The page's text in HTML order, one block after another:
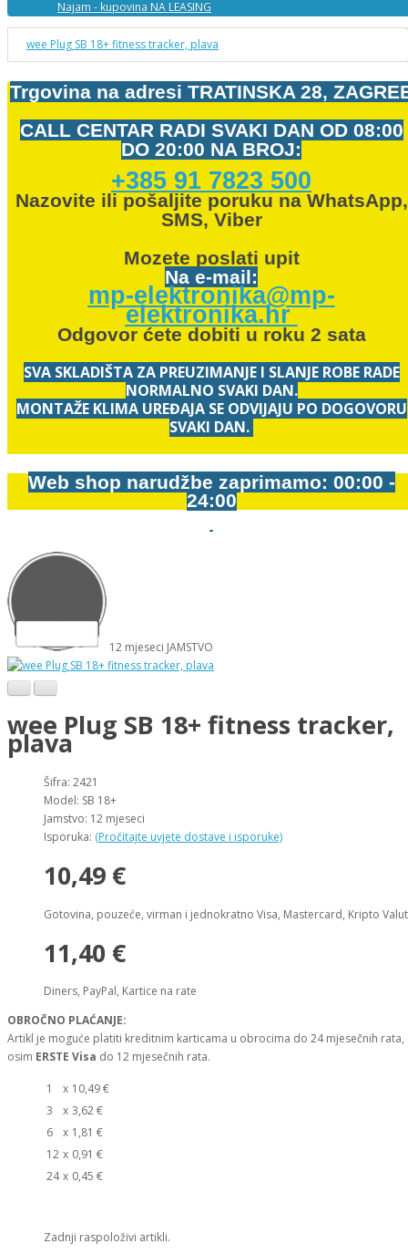
Najam - kupovina NA LEASING
wee Plug SB 18+ fitness tracker, plava
Trgovina na adresi TRATINSKA 28,
CALL CENTAR RADI SVAKI DAN OD 08:00
DO 20:00 NA BROJ:
+385 91 7823 500
Nazovite ili pošaljite poruku na WhatsApp,
SMS, Viber
Mozete poslati upit
Na e-mail:
mp-elektronika@mp-
elektronika.hr
Odgovor ćete dobiti u roku 2 sata
SVA SKLADIŠTA ZA PREUZIMANJE I SLANJE ROBE RADE
NORMALNO SVAKI DAN.
MONTAŽE KLIMA UREĐAJA SE ODVIJAJU PO DOGOVORU
SVAKI DAN.
Web shop narudžbe zaprimamo: 00:00 -
24:00
12 mjeseci JAMSTVO
wee Plug SB 18+ fitness tracker,
plava
Šifra: 2421
Model: SB 18+
Jamstvo: 12 mjeseci
Isporuka: (Pročitajte uvjete dostave i isporuke)
10,49 €
Gotovina, pouzeće, virman i jednokratno Visa, Mastercard, Kripto
11,40 €
Diners, PayPal, Kartice na rate
OBROČNO PLAĆANJE:
Artikl je moguće platiti kreditnim karticama u obrocima do 24 mjesečnih rata,
osim ERSTE Visa do 12 mjesečnih rata.
1 x 10,49 €
3
x 3,62 €
6
x 1,81 €
12 x 0,91 €
24 x 0,45 €
Zadnji raspoloživi artikli.